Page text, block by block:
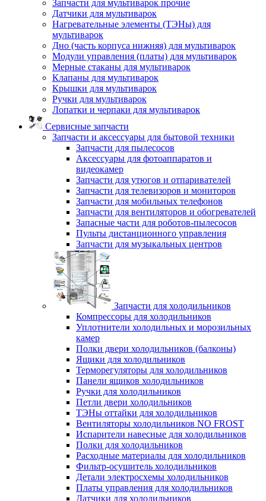
Запчасти для мультиварок прочие
Датчики для мультиварок
Нагревательные элементы (ТЭНы) для
мультиварок
Дно (часть корпуса нижняя) для мультиварок
Модули управления (платы) для мультиварок
Мерные стаканы для мультиварок
Клапаны для мультиварок
Крышки для мультиварок
Ручки для мультиварок
Лопатки и черпаки для мультиварок
Сервисные запчасти
Запчасти и аксессуары для бытовой техники
Запчасти для пылесосов
Аксессуары для фотоаппаратов и
видеокамер
Запчасти для утюгов и отпаривателей
Запчасти для телевизоров и мониторов
Запчасти для мобильных телефонов
Запчасти для вентиляторов и обогревателей
Запасные части для роботов-пылесосов
Пульты дистанционного управления
Запчасти для музыкальных центров
Запчасти для холодильников
Компрессоры для холодильников
Уплотнители холодильных и морозильных
камер
Полки двери холодильников (балконы)
Ящики для холодильников
Терморегуляторы для холодильников
Панели ящиков холодильников
Ручки для холодильников
Петли двери холодильников
ТЭНы оттайки для холодильников
Вентиляторы холодильников NO FROST
Испарители навесные для холодильников
Полки для холодильников
Расходные материалы для холодильников
Фильтр-осушитель холодильников
Детали электросхемы холодильников
Платы управления для холодильников
Датчики для холодильников